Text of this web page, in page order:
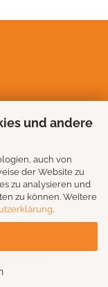
und andere
auch von
der Website zu
zu analysieren und
zu können. Weitere
.